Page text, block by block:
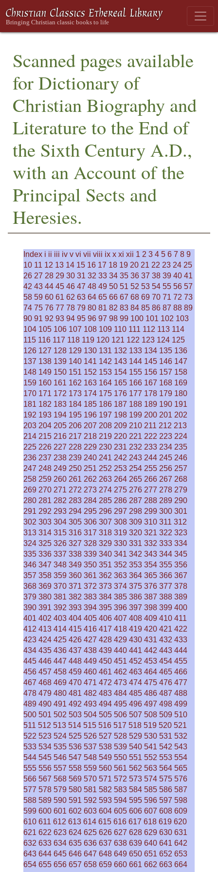
Scanned pages available
for Dictionary of
Christian Biography and
Literature to the End of
the Sixth Century A.D.,
with an Account of the
Principal Sects and
Heresies.
Index i ii iii iv v vi vii viii ix x xi xii 1 2 3 4 5 6 7 8 9
10 11 12 13 14 15 16 17 18 19 20 21 22 23 24 25
26 27 28 29 30 31 32 33 34 35 36 37 38 39 40 41
42 43 44 45 46 47 48 49 50 51 52 53 54 55 56 57
58 59 60 61 62 63 64 65 66 67 68 69 70 71 72 73
74 75 76 77 78 79 80 81 82 83 84 85 86 87 88 89
90 91 92 93 94 95 96 97 98 99 100 101 102 103
104 105 106 107 108 109 110 111 112 113 114
115 116 117 118 119 120 121 122 123 124 125
126 127 128 129 130 131 132 133 134 135 136
137 138 139 140 141 142 143 144 145 146 147
148 149 150 151 152 153 154 155 156 157 158
159 160 161 162 163 164 165 166 167 168 169
170 171 172 173 174 175 176 177 178 179 180
181 182 183 184 185 186 187 188 189 190 191
192 193 194 195 196 197 198 199 200 201 202
203 204 205 206 207 208 209 210 211 212 213
214 215 216 217 218 219 220 221 222 223 224
225 226 227 228 229 230 231 232 233 234 235
236 237 238 239 240 241 242 243 244 245 246
247 248 249 250 251 252 253 254 255 256 257
258 259 260 261 262 263 264 265 266 267 268
269 270 271 272 273 274 275 276 277 278 279
280 281 282 283 284 285 286 287 288 289 290
291 292 293 294 295 296 297 298 299 300 301
302 303 304 305 306 307 308 309 310 311 312
313 314 315 316 317 318 319 320 321 322 323
324 325 326 327 328 329 330 331 332 333 334
335 336 337 338 339 340 341 342 343 344 345
346 347 348 349 350 351 352 353 354 355 356
357 358 359 360 361 362 363 364 365 366 367
368 369 370 371 372 373 374 375 376 377 378
379 380 381 382 383 384 385 386 387 388 389
390 391 392 393 394 395 396 397 398 399 400
401 402 403 404 405 406 407 408 409 410 411
412 413 414 415 416 417 418 419 420 421 422
423 424 425 426 427 428 429 430 431 432 433
434 435 436 437 438 439 440 441 442 443 444
445 446 447 448 449 450 451 452 453 454 455
456 457 458 459 460 461 462 463 464 465 466
467 468 469 470 471 472 473 474 475 476 477
478 479 480 481 482 483 484 485 486 487 488
489 490 491 492 493 494 495 496 497 498 499
500 501 502 503 504 505 506 507 508 509 510
511 512 513 514 515 516 517 518 519 520 521
522 523 524 525 526 527 528 529 530 531 532
533 534 535 536 537 538 539 540 541 542 543
544 545 546 547 548 549 550 551 552 553 554
555 556 557 558 559 560 561 562 563 564 565
566 567 568 569 570 571 572 573 574 575 576
577 578 579 580 581 582 583 584 585 586 587
588 589 590 591 592 593 594 595 596 597 598
599 600 601 602 603 604 605 606 607 608 609
610 611 612 613 614 615 616 617 618 619 620
621 622 623 624 625 626 627 628 629 630 631
632 633 634 635 636 637 638 639 640 641 642
643 644 645 646 647 648 649 650 651 652 653
654 655 656 657 658 659 660 661 662 663 664